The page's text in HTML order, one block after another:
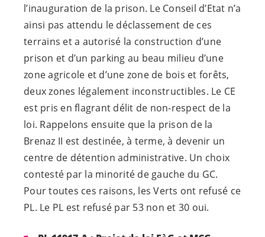
l’inauguration de la prison. Le Conseil d’Etat n’a
ainsi pas attendu le déclassement de ces
terrains et a autorisé la construction d’une
prison et d’un parking au beau milieu d’une
zone agricole et d’une zone de bois et forêts,
deux zones légalement inconstructibles. Le CE
est pris en flagrant délit de non-respect de la
loi. Rappelons ensuite que la prison de la
Brenaz II est destinée, à terme, à devenir un
centre de détention administrative. Un choix
contesté par la minorité de gauche du GC.
Pour toutes ces raisons, les Verts ont refusé ce
PL. Le PL est refusé par 53 non et 30 oui.